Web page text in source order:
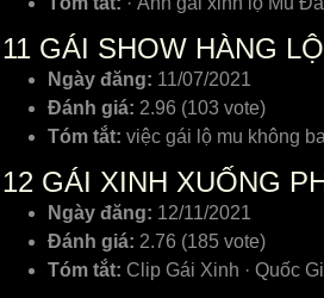
11 GÁI SHOW HÀNG
Ngày đăng: 11/07/2021
Đánh giá: 2.96 (103 vote)
Tóm tắt: việc gái lộ mu không
12 GÁI XINH XUỐNG
Ngày đăng: 12/11/2021
Đánh giá: 2.76 (185 vote)
Tóm tắt: Clip Gái Xinh · Quốc